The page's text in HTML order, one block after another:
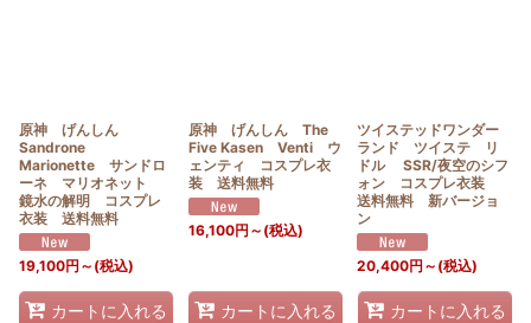
原神 げんしん
Sandrone
Marionette サンドロ
ーネ マリオネット
鏡水の解明 コスプレ
衣装 送料無料
19,100円 ～ (税込)
カートに入れる
原神 げんしん The
Five Kasen Venti ウ
ェンティ コスプレ衣
装 送料無料
16,100円 ～ (税込)
カートに入れる
ツイステッドワンダー
ランド ツイステ リ
ドル SSR/夜空のシフ
ォン コスプレ衣装
送料無料 新バージョ
ン
20,400円 ～ (税込)
カートに入れる